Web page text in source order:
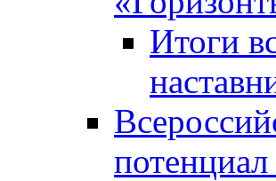
Итоги